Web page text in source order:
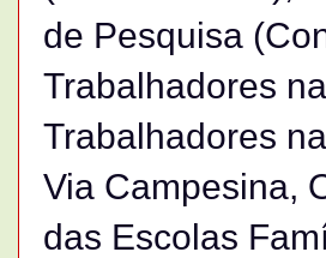
de Pesquisa
Trabalhadores
Trabalhadores
Via Campesina,
das Escolas